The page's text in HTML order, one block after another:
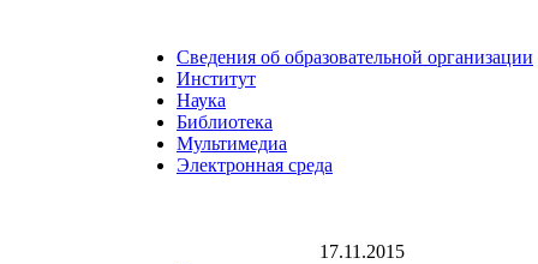
Сведения об образовательной организации
Институт
Наука
Библиотека
Мультимедиа
Электронная среда
17.11.2015